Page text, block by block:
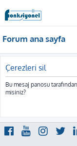
Forum ana sayfa
Çerezleri sil
Bu mesaj panosu
misiniz?